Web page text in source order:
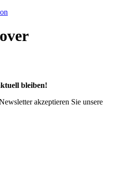
bleiben!
akzeptieren Sie unsere